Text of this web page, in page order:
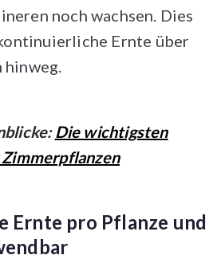
noch wachsen. Dies
Ernte über
Die wichtigsten
Ernte pro Pflanze und